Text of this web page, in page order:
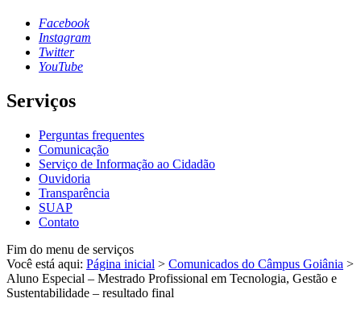
Facebook
Instagram
Twitter
YouTube
Serviços
Perguntas frequentes
Comunicação
Serviço de Informação ao Cidadão
Ouvidoria
Transparência
SUAP
Contato
Fim do menu de serviços
Você está aqui: Página inicial > Comunicados do Câmpus Goiânia >
Aluno Especial – Mestrado Profissional em Tecnologia, Gestão e
Sustentabilidade – resultado final